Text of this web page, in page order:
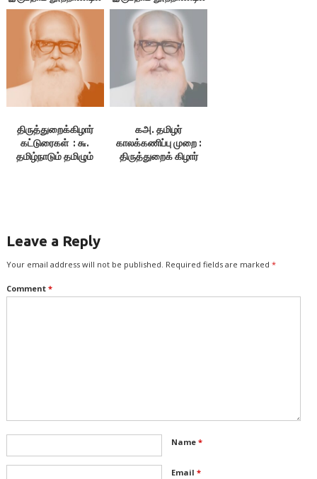
தமிழ்நாட்டின் நிலைமை
– 3. குமுகாய அமைப்பு,
4.பொருளியல் நிலை,
5.மக்கள் வாழ்க்கை
நிலை
தமிழ்நாட்டின் நிலைமை
– 1.தமிழ்நாடு. 2. மொழி
திருத்துறைக்கிழார்
கட்டுரைகள் : ௬.
தமிழ்நாடும் தமிழும்
கஅ. தமிழர்
காலக்கணிப்பு முறை :
திருத்துறைக் கிழார்
Leave a Reply
Your email address will not be published. Required fields are marked *
Comment *
Name *
Email *